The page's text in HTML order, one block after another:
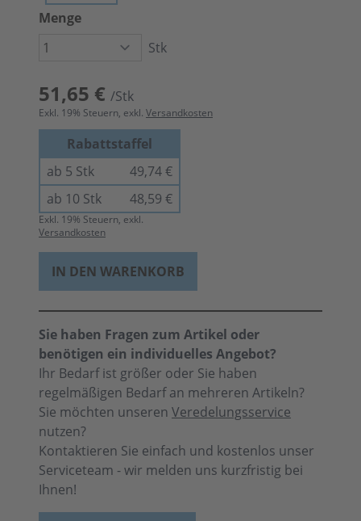
Menge
Stk
51,65 € /Stk
Exkl. 19% Steuern, exkl. Versandkosten
Rabattstaffel
ab 5 Stk
49,74 €
ab 10 Stk
48,59 €
Exkl. 19% Steuern, exkl.
Versandkosten
IN DEN WARENKORB
Sie haben Fragen zum Artikel oder
benötigen ein individuelles Angebot?
Ihr Bedarf ist größer oder Sie haben
regelmäßigen Bedarf an mehreren Artikeln?
Sie möchten unseren Veredelungsservice
nutzen?
Kontaktieren Sie einfach und kostenlos unser
Serviceteam - wir melden uns kurzfristig bei
Ihnen!